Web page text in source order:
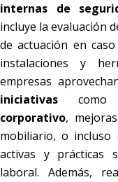
internas de
incluye la evaluación
de actuación en
instalaciones y
empresas
iniciativas
corporativo,
mobiliario, o incluso
activas y prácticas
laboral. Además,